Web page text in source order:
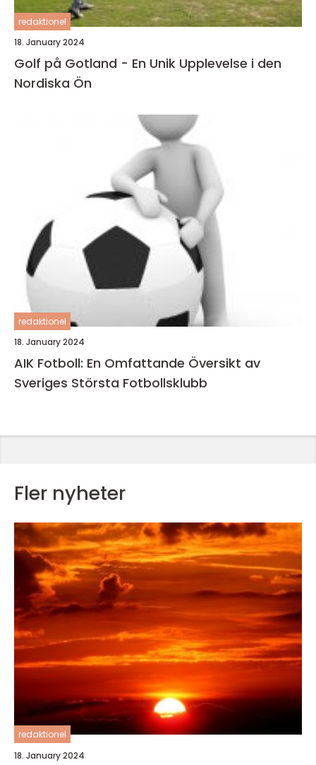
redaktionel
18. January 2024
Golf på Gotland - En Unik Upplevelse i den
Nordiska Ön
redaktionel
18. January 2024
AIK Fotboll: En Omfattande Översikt av
Sveriges Största Fotbollsklubb
Fler nyheter
redaktionel
18. January 2024